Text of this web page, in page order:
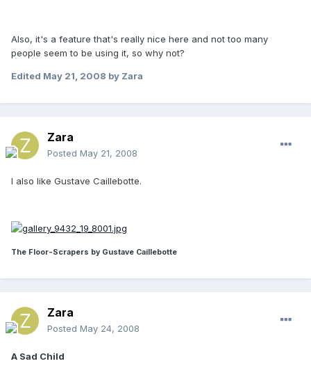
Also, it's a feature that's really nice here and not too many
people seem to be using it, so why not?
Edited May 21, 2008 by Zara
Zara
Posted May 21, 2008
I also like Gustave Caillebotte.
The Floor-Scrapers by Gustave Caillebotte
Zara
Posted May 24, 2008
A Sad Child